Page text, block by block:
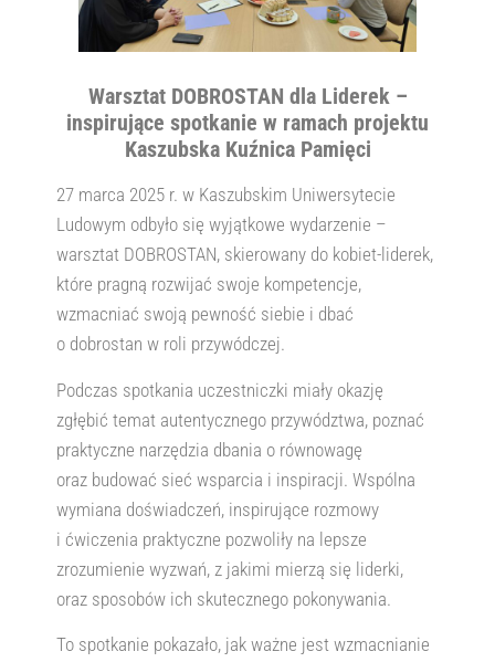
Warsztat DOBROSTAN dla Liderek –
inspirujące spotkanie w ramach projektu
Kaszubska Kuźnica Pamięci
27 marca 2025 r. w Kaszubskim Uniwersytecie
Ludowym odbyło się wyjątkowe wydarzenie –
warsztat DOBROSTAN, skierowany do kobiet-liderek,
które pragną rozwijać swoje kompetencje,
wzmacniać swoją pewność siebie i dbać
o dobrostan w roli przywódczej.
Podczas spotkania uczestniczki miały okazję
zgłębić temat autentycznego przywództwa, poznać
praktyczne narzędzia dbania o równowagę
oraz budować sieć wsparcia i inspiracji. Wspólna
wymiana doświadczeń, inspirujące rozmowy
i ćwiczenia praktyczne pozwoliły na lepsze
zrozumienie wyzwań, z jakimi mierzą się liderki,
oraz sposobów ich skutecznego pokonywania.
To spotkanie pokazało, jak ważne jest wzmacnianie